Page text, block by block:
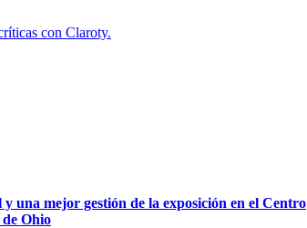
con Claroty.
una mejor gestión de la exposición en el Centro
Ohio